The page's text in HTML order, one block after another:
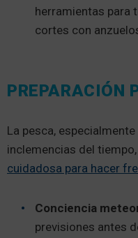
herramientas para
cortes con
PREPARACIÓN
La pesca,
inclemencias del tiempo,
cuidadosa para hacer
Conciencia
previsiones antes